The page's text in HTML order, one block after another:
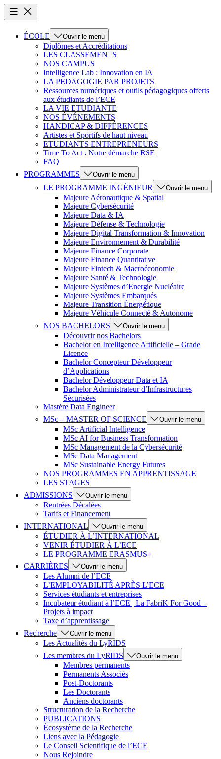
ÉCOLE Ouvrir le menu
Diplômes et Accréditations
LES CLASSEMENTS
NOS CAMPUS
Intelligence Lab : Innovation en IA
LA PEDAGOGIE PAR PROJETS
Ressources numériques et outils pédagogiques offerts
aux étudiants de l’ECE
LA VIE ETUDIANTE
NOS ÉVÉNEMENTS
HANDICAP & DIFFÉRENCES
Artistes et Sportifs de haut niveau
ETUDIANTS ENTREPRENEURS
Time To Act : Notre démarche RSE
FAQ
PROGRAMMES
Ouvrir le menu
LE PROGRAMME INGÉNIEUR Ouvrir le menu
Majeure Aéronautique & Spatial
Majeure Cybersécurité
Majeure Data & IA
Majeure Défense & Technologie
Majeure Digital Transformation & Innovation
Majeure Environnement & Durabilité
Majeure Finance Corporate
Majeure Finance Quantitative
Majeure Fintech & Macroéconomie
Majeure Santé & Technologie
Majeure Systèmes d’Energie Nucléaire
Majeure Systèmes Embarqués
Majeure Transition Énergétique
Majeure Véhicule Connecté & Autonome
NOS BACHELORS
Ouvrir le menu
Découvrir nos Bachelors
Bachelor en Intelligence Artificielle – Grade
Licence
Bachelor Concepteur Développeur
d’Applications
Bachelor Développeur Data et IA
Bachelor Administrateur d’Infrastructures
Sécurisées
Mastère Data Engineer
MSc – MASTER OF SCIENCE
Ouvrir le menu
MSc Artificial Intelligence
MSc AI for Business Transformation
MSc Management de la Cybersécurité
MSc Data Management
MSc Sustainable Energy Futures
NOS PROGRAMMES EN APPRENTISSAGE
LES STAGES
ADMISSIONS
Ouvrir le menu
Rentrées Décalées
Tarifs et Financement
INTERNATIONAL
Ouvrir le menu
ÉTUDIER À L’INTERNATIONAL
VENIR ÉTUDIER À L’ECE
LE PROGRAMME ERASMUS+
CARRIÈRES
Ouvrir le menu
Les Alumni de l’ECE
L’EMPLOYABILITÉ APRÈS L’ECE
Services étudiants et entreprises
Incubateur étudiant à l’ECE | La FabriK For Good –
Projets à impact
Taxe d’apprentissage
Recherche
Ouvrir le menu
Les Actualités du LyRIDS
Les membres du LyRIDS
Ouvrir le menu
Membres permanents
Permanents Associés
Post-Doctorants
Les Doctorants
Anciens doctorants
Structuration de la Recherche
PUBLICATIONS
Écosystème de la Recherche
Liens avec la Pédagogie
Le Conseil Scientifique de l’ECE
Nous Rejoindre